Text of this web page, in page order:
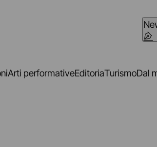
Arti performativeEditoriaTurismoDal